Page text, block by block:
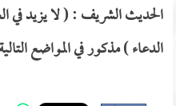
الحديث الشريف : ( لا يزيد في
الدعاء ) مذكور في المواضع التالية